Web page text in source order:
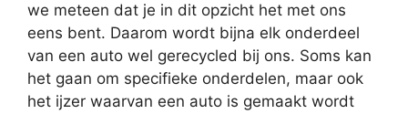
we meteen dat je in dit opzicht het met ons
eens bent. Daarom wordt bijna elk onderdeel
van een auto wel gerecycled bij ons. Soms kan
het gaan om specifieke onderdelen, maar ook
het ijzer waarvan een auto is gemaakt wordt